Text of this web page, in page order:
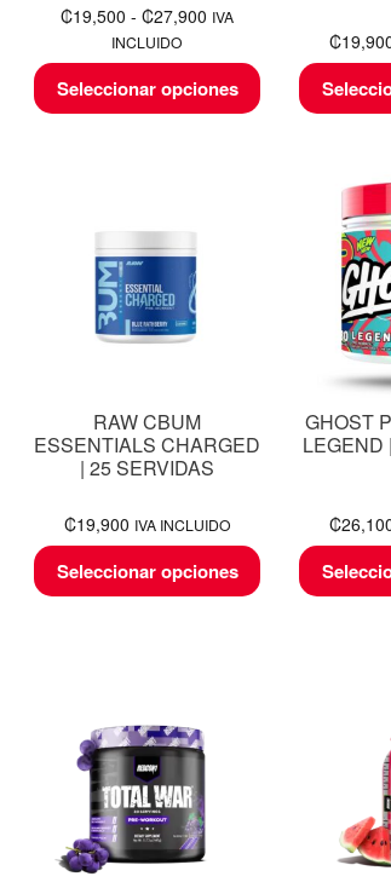
₡19,500 - ₡27,900 IVA
INCLUIDO
Seleccionar opciones
₡
RAW CBUM
ESSENTIALS CHARGED
| 25 SERVIDAS
₡19,900 IVA INCLUIDO
Seleccionar opciones
GHOST
LEGEND
₡